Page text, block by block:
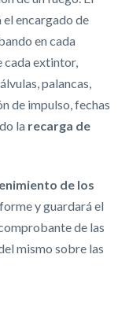
encargado de
en cada
cada extintor,
palancas,
de impulso, fechas
la recarga de
de los
y guardará el
de las
mismo sobre las